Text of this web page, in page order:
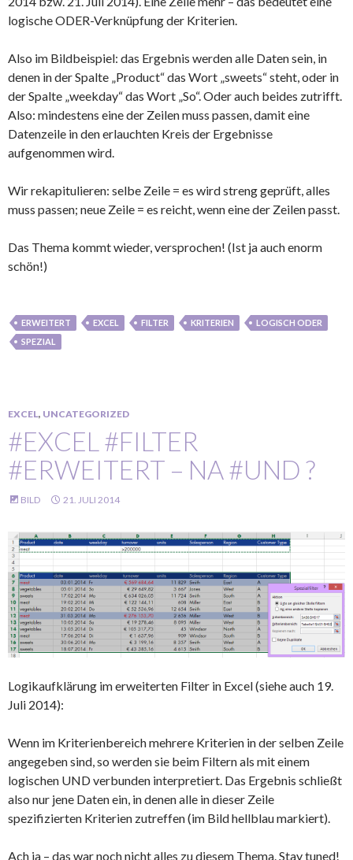
logische ODER-Verknüpfung der Kriterien.
Also im Bildbeispiel: das Ergebnis werden alle Daten sein, in
denen in der Spalte „Product“ das Wort „sweets“ steht, oder in
der Spalte „weekday“ das Wort „So“. Oder auch beides zutrifft.
Also: mindestens eine der Zeilen muss passen, damit eine
Datenzeile in den erlauchten Kreis der Ergebnisse
aufgenommen wird.
Wir rekapitulieren: selbe Zeile = es wird streng geprüft, alles
muss passen; neue Zeile = es reicht, wenn eine der Zeilen passt.
Das Thema kommt wieder, versprochen! (Ist ja auch enorm
schön!)
ERWEITERT EXCEL FILTER KRITERIEN
LOGISCH ODER
SPEZIAL
EXCEL, UNCATEGORIZED
#EXCEL #FILTER
#ERWEITERT – NA #UND ?
BILD 21. JULI 2014
Logikaufklärung im erweiterten Filter in Excel (siehe auch 19.
Juli 2014):
Wenn im Kriterienbereich mehrere Kriterien in der selben Zeile
angegeben sind, so werden sie beim Filtern als mit einem
logischen UND verbunden interpretiert. Das Ergebnis schließt
also nur jene Daten ein, in denen alle in dieser Zeile
spezifizierten Kriterien zutreffen (im Bild hellblau markiert).
Ach ja – das war noch nicht alles zu diesem Thema. Stay tuned!